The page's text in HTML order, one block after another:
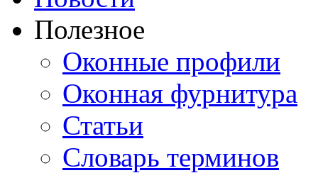
Полезное
Оконные профили
Оконная фурнитура
Статьи
Словарь терминов